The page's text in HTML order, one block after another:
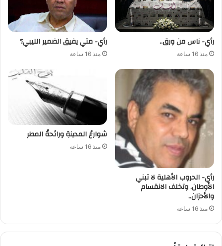
رأي- ناس من ورق..
منذ 16 ساعة
رأي- متي يفيق الضمير الليبي؟
منذ 16 ساعة
رأي- الحروب الأهلية لا تبني
الأوطان. وتخلف الانقسام
والأحزان..
منذ 16 ساعة
شوارعُ المدينةِ ورائحةُ المطر
منذ 16 ساعة